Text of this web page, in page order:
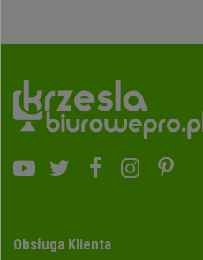
Obsługa Klienta